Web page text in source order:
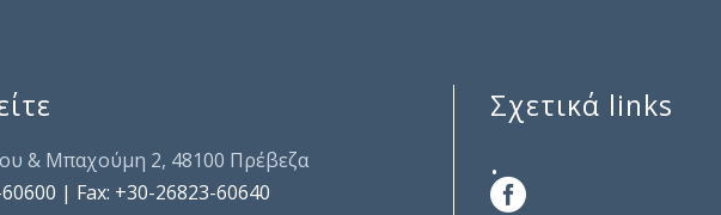
& Μπαχούμη 2, 48100 Πρέβεζα
| Fax: +30-26823-60640
Σχετικά links
.